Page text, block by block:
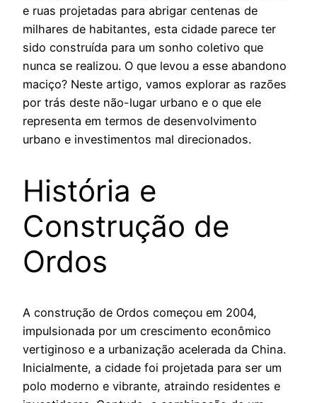
e ruas projetadas para abrigar centenas de
milhares de habitantes, esta cidade parece ter
sido construída para um sonho coletivo que
nunca se realizou. O que levou a esse abandono
maciço? Neste artigo, vamos explorar as razões
por trás deste não-lugar urbano e o que ele
representa em termos de desenvolvimento
urbano e investimentos mal direcionados.
História e
Construção de
Ordos
A construção de Ordos começou em 2004,
impulsionada por um crescimento econômico
vertiginoso e a urbanização acelerada da China.
Inicialmente, a cidade foi projetada para ser um
polo moderno e vibrante, atraindo residentes e